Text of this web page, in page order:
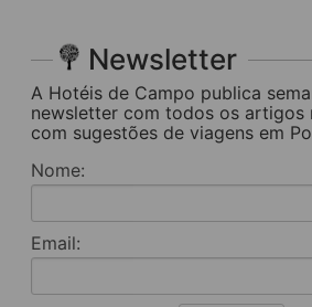
Newsletter
A Hotéis de Campo publica
newsletter com todos os artigos
com sugestões de viagens em
Nome:
Email: